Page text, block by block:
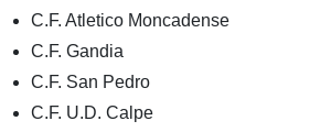
C.F. Atletico Moncadense
C.F. Gandia
C.F. San Pedro
C.F. U.D. Calpe